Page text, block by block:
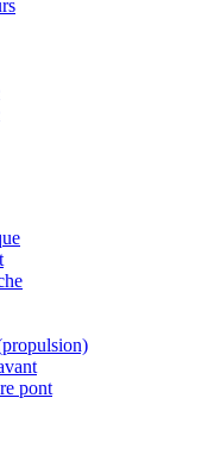
pont